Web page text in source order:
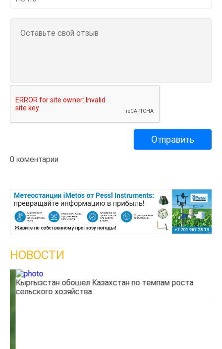
0 коментарии
НОВОСТИ
Кыргызстан обошел Казахстан по темпам роста
сельского хозяйства